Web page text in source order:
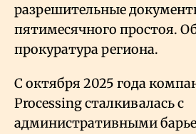
разрешительные
пятимесячного простоя.
прокуратура региона.
С октября 2025 года
Processing сталкивалась с
административными